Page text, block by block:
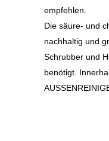
empfehlen.
Die säure- und
nachhaltig und
Schrubber und
benötigt.